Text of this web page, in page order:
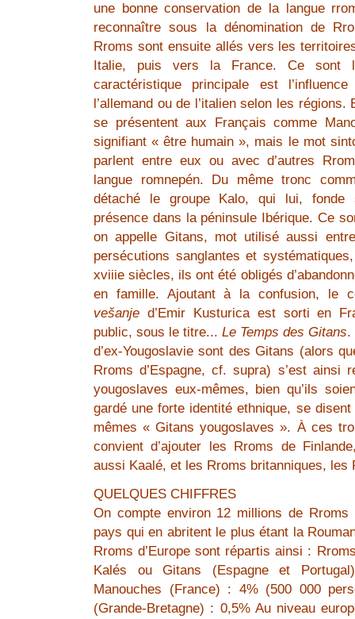
une bonne conservation de la langue
reconnaître sous la dénomination de
Rroms sont ensuite allés vers les
Italie, puis vers la France. Ce sont
caractéristique principale est
l’allemand ou de l’italien selon les
se présentent aux Français comme
signifiant « être humain », mais le mot
parlent entre eux ou avec d’autres
langue romnepén. Du même tronc
détaché le groupe Kalo, qui lui, fonde
présence dans la péninsule Ibérique. Ce
on appelle Gitans, mot utilisé aussi
persécutions sanglantes et
xviiie siècles, ils ont été obligés
en famille. Ajoutant à la confusion, le
vešanje d’Emir Kusturica est sorti en
public, sous le titre... Le Temps des Gitans.
d’ex-Yougoslavie sont des Gitans (alors
Rroms d’Espagne, cf. supra) s’est ainsi
yougoslaves eux-mêmes, bien qu’ils
gardé une forte identité ethnique, se
mêmes « Gitans yougoslaves ». À ces
convient d’ajouter les Rroms de
aussi Kaalé, et les Rroms britanniques, les
QUELQUES CHIFFRES
On compte environ 12 millions de Rroms
pays qui en abritent le plus étant la
Rroms d’Europe sont répartis ainsi :
Kalés ou Gitans (Espagne et
Manouches (France) : 4% (500 000
(Grande-Bretagne) : 0,5% Au niveau